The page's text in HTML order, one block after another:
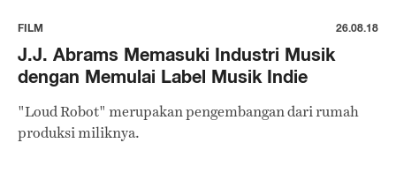
FILM 26.08.18
J.J. Abrams Memasuki Industri Musik
dengan Memulai Label Musik Indie
"Loud Robot" merupakan pengembangan dari rumah
produksi miliknya.